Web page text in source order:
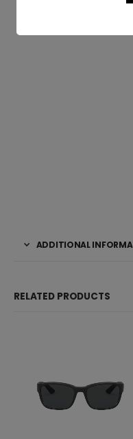
ADDITIONAL
RELATED PRODUCTS